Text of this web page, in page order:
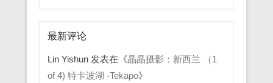
最新评论
Lin Yishun发表在《晶晶摄影：新西兰 （1
of 4) 特卡波湖 -Tekapo》